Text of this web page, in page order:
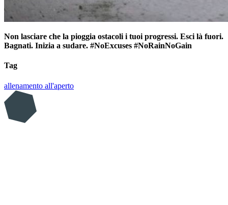
Non lasciare che la pioggia ostacoli i tuoi progressi. Esci là fuori.
Bagnati. Inizia a sudare. #NoExcuses #NoRainNoGain
Tag
allenamento all'aperto